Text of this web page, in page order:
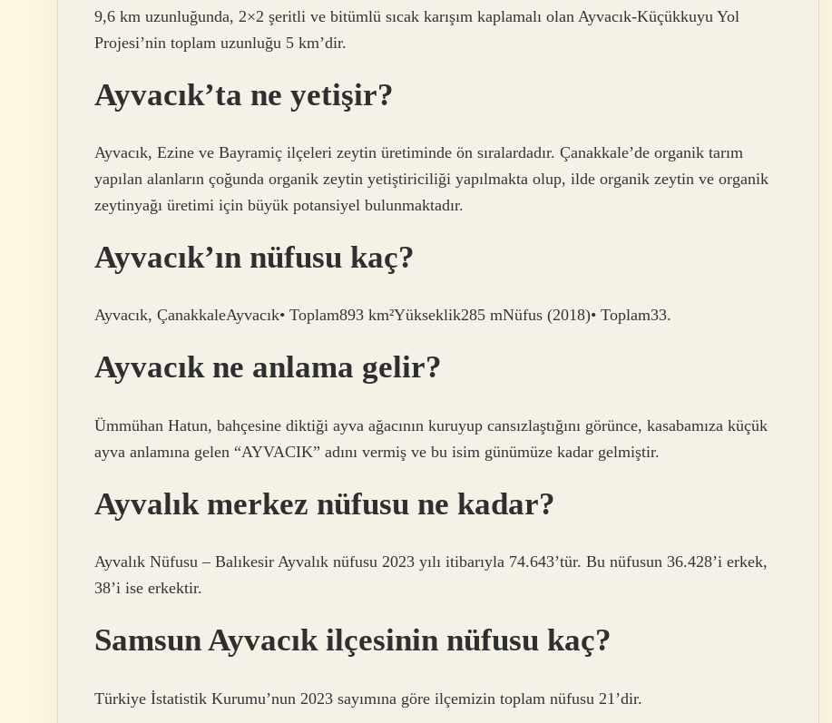
9,6 km uzunluğunda, 2×2 şeritli ve bitümlü sıcak karışım kaplamalı olan Ayvacık-Küçükkuyu Yol
Projesi’nin toplam uzunluğu 5 km’dir.
Ayvacık’ta ne yetişir?
Ayvacık, Ezine ve Bayramiç ilçeleri zeytin üretiminde ön sıralardadır. Çanakkale’de organik tarım
yapılan alanların çoğunda organik zeytin yetiştiriciliği yapılmakta olup, ilde organik zeytin ve organik
zeytinyağı üretimi için büyük potansiyel bulunmaktadır.
Ayvacık’ın nüfusu kaç?
Ayvacık, ÇanakkaleAyvacık• Toplam893 km²Yükseklik285 mNüfus (2018)• Toplam33.
Ayvacık ne anlama gelir?
Ümmühan Hatun, bahçesine diktiği ayva ağacının kuruyup cansızlaştığını görünce, kasabamıza küçük
ayva anlamına gelen “AYVACIK” adını vermiş ve bu isim günümüze kadar gelmiştir.
Ayvalık merkez nüfusu ne kadar?
Ayvalık Nüfusu – Balıkesir Ayvalık nüfusu 2023 yılı itibarıyla 74.643’tür. Bu nüfusun 36.428’i erkek,
38’i ise erkektir.
Samsun Ayvacık ilçesinin nüfusu kaç?
Türkiye İstatistik Kurumu’nun 2023 sayımına göre ilçemizin toplam nüfusu 21’dir.